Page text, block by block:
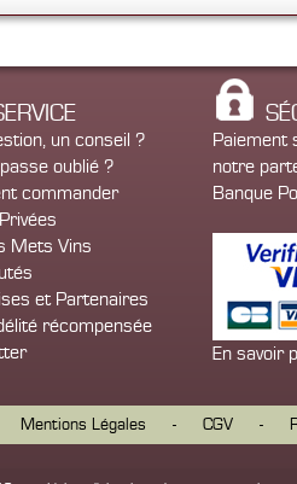
un conseil ?
oublié ?
commander
Mets Vins
et Partenaires
récompensée
Paiement
notre
Banque
En savoir
Mentions Légales - CGV -